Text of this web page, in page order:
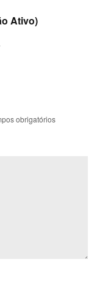
Ativo)
obrigatórios